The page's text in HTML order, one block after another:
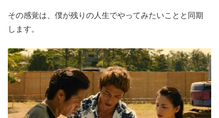
その感覚は、僕が残りの人生でやってみたいことと同期
します。